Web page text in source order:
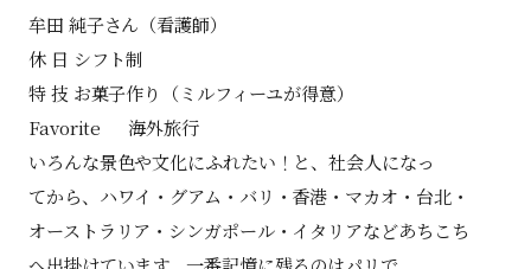
牟田 純子さん（看護師）
休 日 シフト制
特 技 お菓子作り（ミルフィーユが得意）
Favorite 海外旅行
いろんな景色や文化にふれたい！と、社会人になっ
てから、ハワイ・グアム・バリ・香港・マカオ・台北・
オーストラリア・シンガポール・イタリアなどあちこち